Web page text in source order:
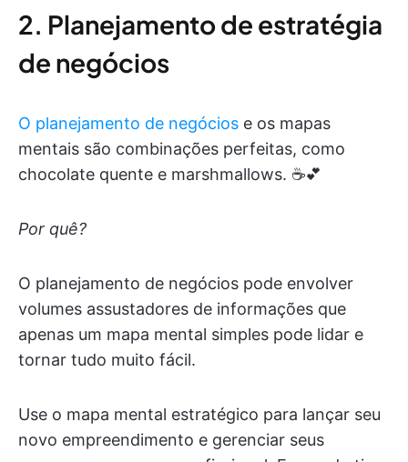
2. Planejamento de estratégia
de negócios
O planejamento de negócios e os mapas
mentais são combinações perfeitas, como
chocolate quente e marshmallows. ☕️💕
Por quê?
O planejamento de negócios pode envolver
volumes assustadores de informações que
apenas um mapa mental simples pode lidar e
tornar tudo muito fácil.
Use o mapa mental estratégico para lançar seu
novo empreendimento e gerenciar seus